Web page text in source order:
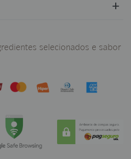
selecionados e sabor